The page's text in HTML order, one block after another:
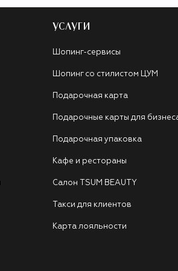
УСЛУГИ
Шопинг-сервисы
Шопинг со стилистом ЦУМ
Подарочная карта
Подарочные карты для
Подарочная упаковка
Кафе и рестораны
Салон TSUM BEAUTY
Такси для клиентов
Карта лояльности